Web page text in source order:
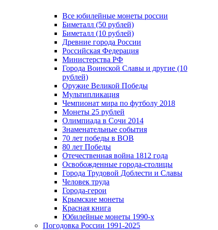
Все юбилейные монеты россии
Биметалл (50 рублей)
Биметалл (10 рублей)
Древние города России
Российская Федерация
Министерства РФ
Города Воинской Славы и другие (10
рублей)
Оружие Великой Победы
Мультипликация
Чемпионат мира по футболу 2018
Монеты 25 рублей
Олимпиада в Сочи 2014
Знаменательные события
70 лет победы в ВОВ
80 лет Победы
Отечественная война 1812 года
Освобожденные города-столицы
Города Трудовой Доблести и Славы
Человек труда
Города-герои
Крымские монеты
Красная книга
Юбилейные монеты 1990-х
Погодовка России 1991-2025